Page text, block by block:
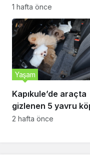
görüntülendi
1 hafta önce
Kapıkule’de araçta
gizlenen 5 yavru
ele geçirildi
Yaşam
2 hafta önce